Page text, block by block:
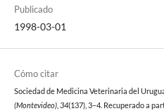
Publicado
1998-03-01
Cómo citar
Sociedad de Medicina Veterinaria del
(Montevideo), 34(137), 3–4. Recuperado a